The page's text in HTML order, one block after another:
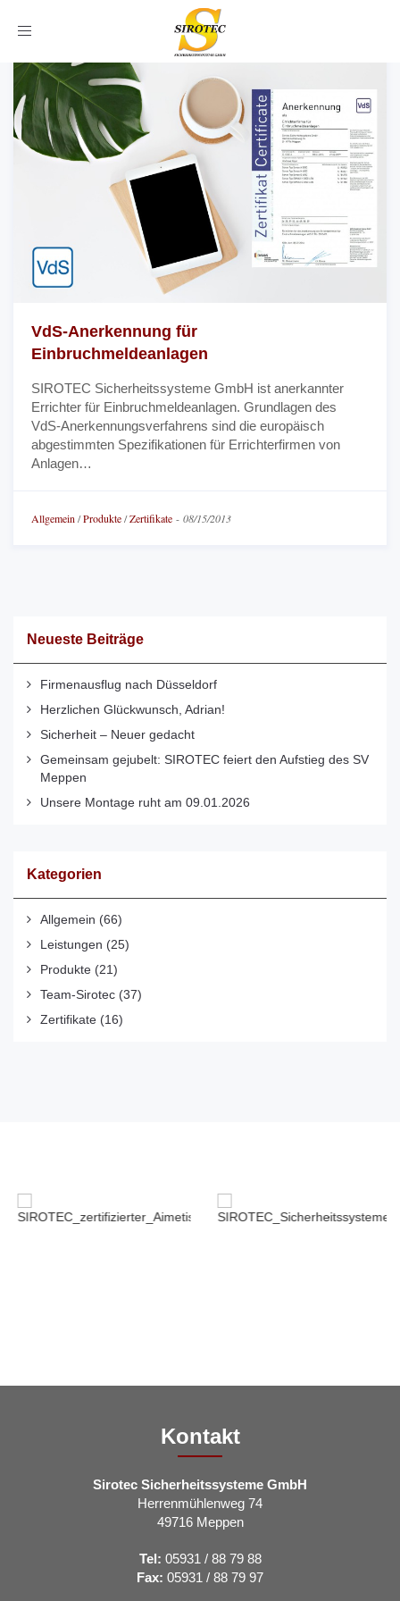
Toggle
VdS-Anerkennung für
Einbruchmeldeanlagen
SIROTEC Sicherheitssysteme GmbH ist anerkannter
Errichter für Einbruchmeldeanlagen. Grundlagen des
VdS-Anerkennungsverfahrens sind die europäisch
abgestimmten Spezifikationen für Errichterfirmen von
Anlagen…
Allgemein /Produkte/Zertifikate - 08/15/2013
Neueste Beiträge
Firmenausflug nach Düsseldorf
Herzlichen Glückwunsch, Adrian!
Sicherheit – Neuer gedacht
Gemeinsam gejubelt: SIROTEC feiert den Aufstieg des SV
Meppen
Unsere Montage ruht am 09.01.2026
Kategorien
Allgemein (66)
Leistungen (25)
Produkte (21)
Team-Sirotec (37)
Zertifikate (16)
Kontakt
Sirotec Sicherheitssysteme GmbH
Herrenmühlenweg 74
49716 Meppen
Tel: 05931 / 88 79 88
Fax: 05931 / 88 79 97